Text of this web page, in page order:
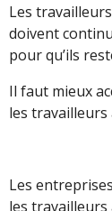
Les
doivent
pour qu’ils
Il faut mieux
les travailleurs
Les
les travailleurs